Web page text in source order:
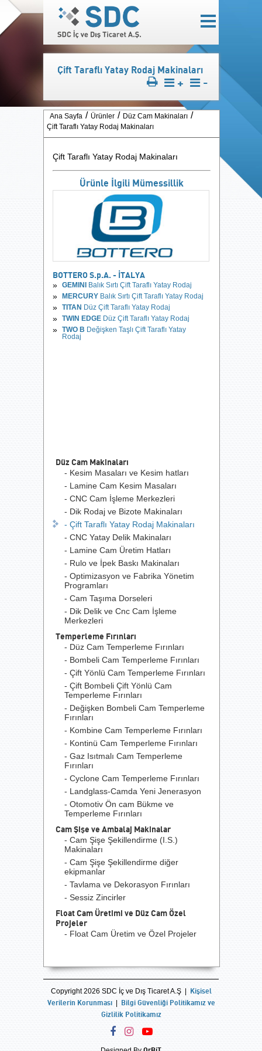
Çift Taraflı Yatay Rodaj Makinaları
+ -
Düz Cam Makinaları
- Kesim Masaları ve Kesim hatları
- Lamine Cam Kesim Masaları
- CNC Cam İşleme Merkezleri
- Dik Rodaj ve Bizote Makinaları
- Çift Taraflı Yatay Rodaj Makinaları
- CNC Yatay Delik Makinaları
- Lamine Cam Üretim Hatları
- Rulo ve İpek Baskı Makinaları
- Optimizasyon ve Fabrika Yönetim
Programları
- Cam Taşıma Dorseleri
- Dik Delik ve Cnc Cam İşleme
Merkezleri
Temperleme Fırınları
- Düz Cam Temperleme Fırınları
- Bombeli Cam Temperleme Fırınları
- Çift Yönlü Cam Temperleme Fırınları
- Çift Bombeli Çift Yönlü Cam
Temperleme Fırınları
- Değişken Bombeli Cam Temperleme
Fırınları
- Kombine Cam Temperleme Fırınları
- Kontinü Cam Temperleme Fırınları
- Gaz Isıtmalı Cam Temperleme
Fırınları
- Cyclone Cam Temperleme Fırınları
- Landglass-Camda Yeni Jenerasyon
- Otomotiv Ön cam Bükme ve
Temperleme Fırınları
Cam Şişe ve Ambalaj Makinalar
- Cam Şişe Şekillendirme (I.S.)
Makinaları
- Cam Şişe Şekillendirme diğer
ekipmanlar
- Tavlama ve Dekorasyon Fırınları
- Sessiz Zincirler
Float Cam Üretimi ve Düz Cam Özel
Projeler
- Float Cam Üretim ve Özel Projeler
Ana Sayfa Ürünler
Düz Cam Makinaları
Çift Taraflı Yatay Rodaj Makinaları
Çift Taraflı Yatay Rodaj Makinaları
Ürünle İlgili Mümessillik
BOTTERO S.p.A. - İTALYA
GEMINI Balık Sırtı Çift Taraflı Yatay Rodaj
MERCURY Balık Sırtı Çift Taraflı Yatay Rodaj
TITAN Düz Çift Taraflı Yatay Rodaj
TWIN EDGE Düz Çift Taraflı Yatay Rodaj
TWO B Değişken Taşlı Çift Taraflı Yatay
Rodaj
Copyright 2026 SDC İç ve Dış Ticaret A.Ş |
Kişisel
Verilerin Korunması|
Bilgi Güvenliği Politikamız ve
Gizlilik Politikamız